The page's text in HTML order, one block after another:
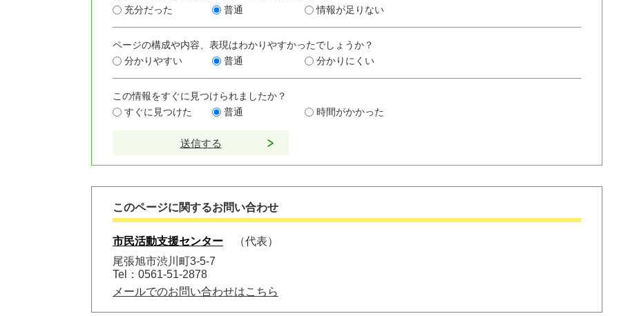
充分だった
普通 情報が足りない
ページの構成や内容、表現はわかりやすかったでしょうか？
分かりやすい
普通 分かりにくい
この情報をすぐに見つけられましたか？
すぐに見つけた
普通 時間がかかった
このページに関するお問い合わせ
市民活動支援センター
代表
尾張旭市渋川町3-5-7
Tel：0561-51-2878
メールでのお問い合わせはこちら